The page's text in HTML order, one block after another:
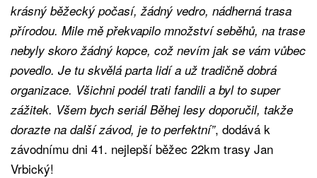
krásný běžecký počasí, žádný vedro, nádherná trasa
přírodou. Mile mě překvapilo množství seběhů, na trase
nebyly skoro žádný kopce, což nevím jak se vám vůbec
povedlo. Je tu skvělá parta lidí a už tradičně dobrá
organizace. Všichni podél trati fandili a byl to super
zážitek. Všem bych seriál Běhej lesy doporučil, takže
dorazte na další závod, je to perfektní”, dodává k
závodnímu dni 41. nejlepší běžec 22km trasy Jan
Vrbický!